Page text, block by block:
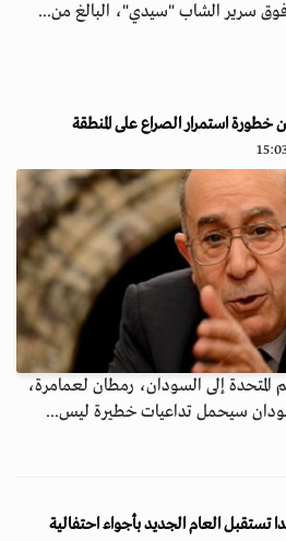
فوق سرير الشاب "سيدي"، البالغ من...
خطورة استمرار الصراع على المنطقة
المتحدة إلى السودان، رمطان لعمامرة،
سيحمل تداعيات خطيرة ليس...
تستقبل العام الجديد بأجواء احتفالية